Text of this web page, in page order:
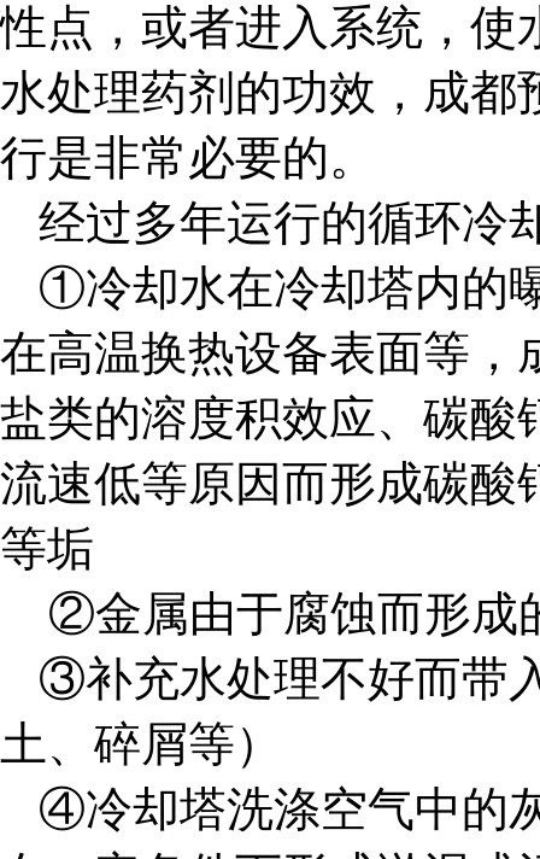
性点，或者进入系统，使
水处理药剂的功效，成都
行是非常必要的。
经过多年运行的循环冷
①冷却水在冷却塔内的
在高温换热设备表面等，
盐类的溶度积效应、碳酸
流速低等原因而形成碳酸
等垢
②金属由于腐蚀而形成
③补充水处理不好而带
土、碎屑等）
④冷却塔洗涤空气中的